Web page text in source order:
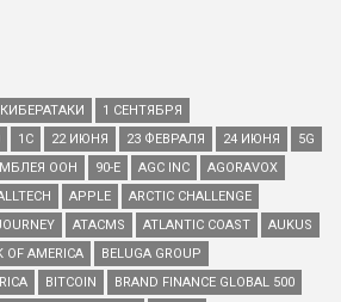
КИБЕРАТАКИ
1 СЕНТЯБРЯ
1С 22 ИЮНЯ 23 ФЕВРАЛЯ 24 ИЮНЯ
5G
ООН 90-Е AGC INC
AGORAVOX
APPLE
ARCTIC CHALLENGE
ATACMS ATLANTIC COAST
AUKUS
OF AMERICA
BELUGA GROUP
BITCOIN
BRAND FINANCE GLOBAL 500